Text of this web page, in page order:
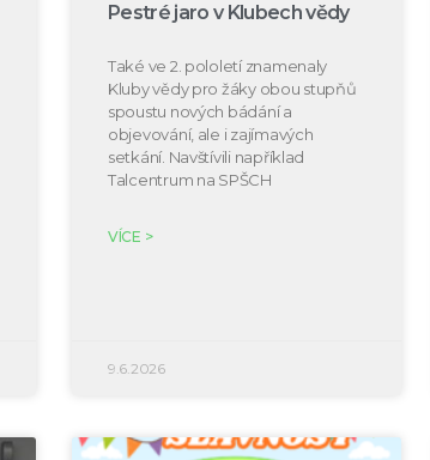
Pestré jaro v Klubech vědy
Také ve 2. pololetí znamenaly
Kluby vědy pro žáky obou stupňů
spoustu nových bádání a
objevování, ale i zajímavých
setkání. Navštívili například
Talcentrum na SPŠCH
VÍCE >
9.6.2026